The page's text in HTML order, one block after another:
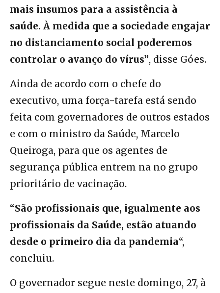
mais insumos para a assistência à
saúde. À medida que a sociedade engajar
no distanciamento social poderemos
controlar o avanço do vírus”, disse Góes.
Ainda de acordo com o chefe do
executivo, uma força-tarefa está sendo
feita com governadores de outros estados
e com o ministro da Saúde, Marcelo
Queiroga, para que os agentes de
segurança pública entrem na no grupo
prioritário de vacinação.
“São profissionais que, igualmente aos
profissionais da Saúde, estão atuando
desde o primeiro dia da pandemia“,
concluiu.
O governador segue neste domingo, 27, à